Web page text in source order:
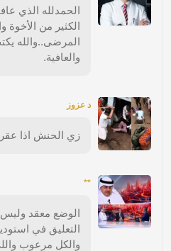
الحمدلله الذي
الكثير من الأخوة
المرضى..والله
والعافية.
د عزوز
زي الحنش اذا
**
الوضع معقد
التعليق في
والكل مرعوب